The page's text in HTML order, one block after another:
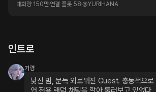
대화량 150만 연결 플롯 58 @YURIHANA
인트로
가령
낯선 밤, 문득 외로워진 Guest. 충동적으로